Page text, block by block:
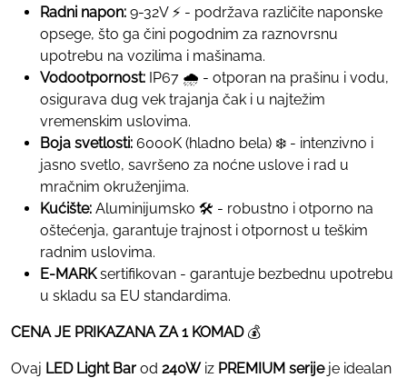
Radni napon: 9-32V ⚡ - podržava različite naponske
opsege, što ga čini pogodnim za raznovrsnu
upotrebu na vozilima i mašinama.
Vodootpornost: IP67 🌧️ - otporan na prašinu i vodu,
osigurava dug vek trajanja čak i u najtežim
vremenskim uslovima.
Boja svetlosti: 6000K (hladno bela) ❄️ - intenzivno i
jasno svetlo, savršeno za noćne uslove i rad u
mračnim okruženjima.
Kućište: Aluminijumsko 🛠️ - robustno i otporno na
oštećenja, garantuje trajnost i otpornost u teškim
radnim uslovima.
E-MARKsertifikovan - garantuje bezbednu upotrebu
u skladu sa EU standardima.
CENA JE PRIKAZANA ZA 1 KOMAD💰
Ovaj LED Light Bar od 240Wiz PREMIUM serijeje idealan